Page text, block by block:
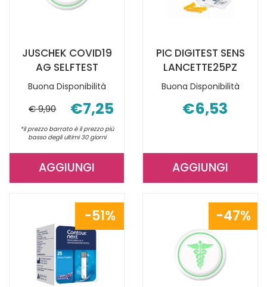
JUSCHEK COVID19
AG SELFTEST
Buona Disponibilità
€ 9,90 €7,25
*il prezzo barrato è il prezzo più
basso degli ultimi 30 giorni
AGGIUNGIAGGIUNGI JUSCHEK
AG
SELFTEST AL
CARRELLO
PIC DIGITEST SENS
LANCETTE25PZ
Buona Disponibilità
€6,53
AGGIUNGIAGGIUNGI
SENS
CARRELLO
51% 47%